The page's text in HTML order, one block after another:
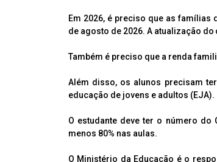
Em 2026, é preciso que as famílias
de agosto de 2026. A atualização
Também é preciso que a renda
Além disso, os alunos precisam
educação de jovens e adultos (EJA).
O estudante deve ter o número do
menos 80% nas aulas.
O Ministério da Educação é o